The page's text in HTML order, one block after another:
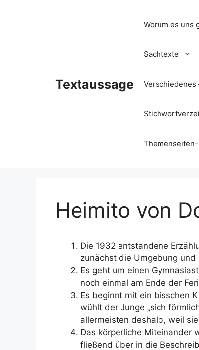
Textaussage
Worum es uns
Sachtexte
Verschiedenes
Heimito von
Die 1932 entstandene
zunächst die Umgebung
Es geht um einen
noch einmal am Ende der
Es beginnt mit ein bisschen
wühlt der Junge „sich
allermeisten deshalb, weil
Das körperliche Miteinander
fließend über in die